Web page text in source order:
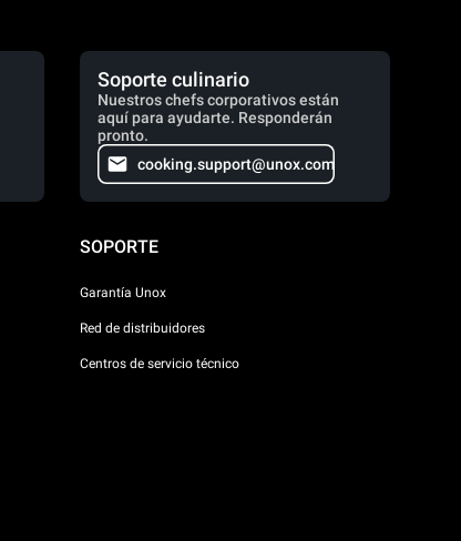
Soporte culinario
Nuestros chefs corporativos están
aquí para ayudarte. Responderán
pronto.
cooking.support@unox.com
SOPORTE
Garantía Unox
Red de distribuidores
Centros de servicio técnico